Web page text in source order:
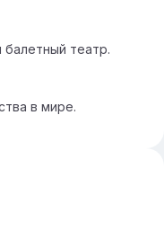
театр.
в мире.